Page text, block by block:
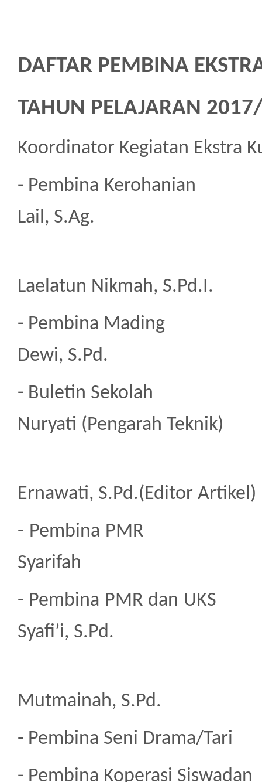
DAFTAR PEMBINA
TAHUN PELAJARAN
Koordinator Kegiatan Ekstra
- Pembina
Lail, S.Ag.
Laelatun Nikmah, S.Pd.I.
- Pembina
Dewi, S.Pd.
- Buletin
Nuryati (Pengarah Teknik)
Ernawati, S.Pd.(Editor Artikel)
-
Syarifah
- Pembina
Syafi’i, S.Pd.
Mutmainah, S.Pd.
- Pembina Seni
- Pembina Koperasi Siswadan